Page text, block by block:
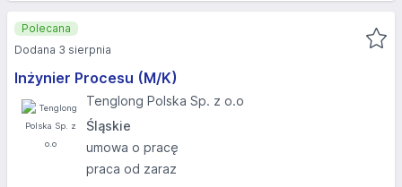
Inżynier Procesu (M/K)
Tenglong Polska Sp. z o.o
Śląskie
umowa o pracę
praca od zaraz
Polecana
Dodana 3 sierpnia